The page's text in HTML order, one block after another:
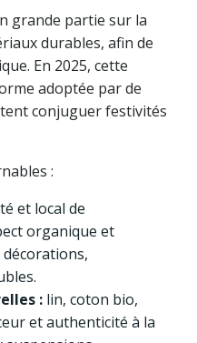
grande partie sur la
durables, afin de
En 2025, cette
adoptée par de
conjuguer festivités
:
et local de
organique et
: lin, coton bio,
et authenticité à la